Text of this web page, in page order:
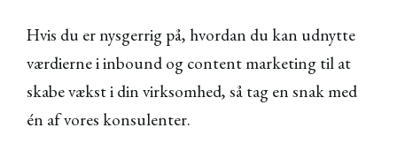
Hvis du er nysgerrig på, hvordan du kan udnytte
værdierne i inbound og content marketing til at
skabe vækst i din virksomhed, så tag en snak med
én af vores konsulenter.